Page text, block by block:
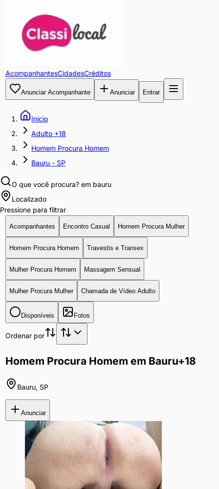
AcompanhantesCidadesCréditos
Anunciar Acompanhante Anunciar Entrar
Início
Adulto +18
Homem Procura Homem
Bauru - SP
O que você procura? em bauru
Localizado
Pressione para filtrar
Acompanhantes Encontro Casual Homem Procura Mulher
Homem Procura Homem Travestis e Transex
Mulher Procura Homem Massagem Sensual
Mulher Procura Mulher Chamada de Vídeo Adulto
Disponíveis Fotos
Ordenar por
Homem Procura Homem em Bauru+18
Bauru, SP
Anunciar